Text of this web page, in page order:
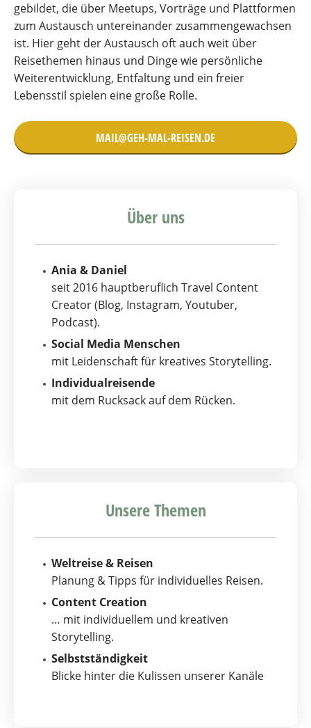
gebildet, die über Meetups, Vorträge und Plattformen
zum Austausch untereinander zusammengewachsen
ist. Hier geht der Austausch oft auch weit über
Reisethemen hinaus und Dinge wie persönliche
Weiterentwicklung, Entfaltung und ein freier
Lebensstil spielen eine große Rolle.
MAIL@GEH-MAL-REISEN.DE
Über uns
Ania & Daniel
seit 2016 hauptberuflich Travel Content
Creator (Blog, Instagram, Youtuber,
Podcast).
Social Media Menschen
mit Leidenschaft für kreatives Storytelling.
Individualreisende
mit dem Rucksack auf dem Rücken.
Unsere Themen
Weltreise & Reisen
Planung & Tipps für individuelles Reisen.
Content Creation
… mit individuellem und kreativen
Storytelling.
Selbstständigkeit
Blicke hinter die Kulissen unserer Kanäle